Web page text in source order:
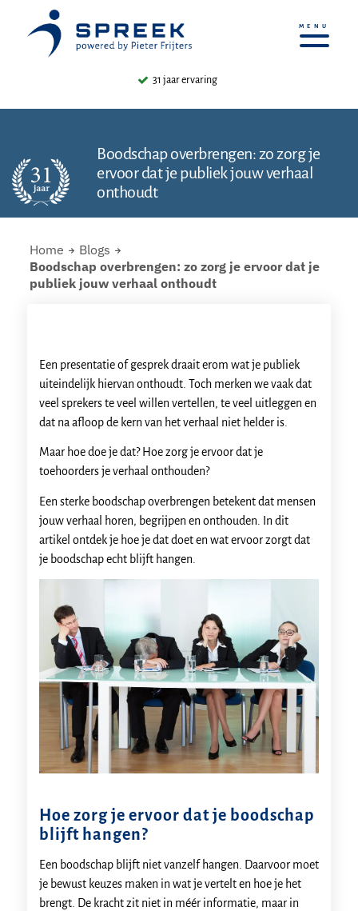
4.9/5 ⭐⭐⭐⭐⭐ (800+ reviews)
Boodschap overbrengen: zo zorg je
ervoor dat je publiek jouw verhaal
onthoudt
Home
Blogs
Boodschap overbrengen: zo zorg je ervoor dat je
publiek jouw verhaal onthoudt
Een presentatie of gesprek draait erom wat je publiek
uiteindelijk hiervan onthoudt. Toch merken we vaak dat
veel sprekers te veel willen vertellen, te veel uitleggen en
dat na afloop de kern van het verhaal niet helder is.
Maar hoe doe je dat? Hoe zorg je ervoor dat je
toehoorders je verhaal onthouden?
Een sterke boodschap overbrengen betekent dat mensen
jouw verhaal horen, begrijpen en onthouden. In dit
artikel ontdek je hoe je dat doet en wat ervoor zorgt dat
je boodschap echt blijft hangen.
Hoe zorg je ervoor dat je boodschap
blijft hangen?
Een boodschap blijft niet vanzelf hangen. Daarvoor moet
je bewust keuzes maken in wat je vertelt en hoe je het
brengt. De kracht zit niet in méér informatie, maar in